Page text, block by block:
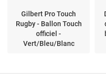
Gilbert Pro Touch
Rugby - Ballon Touch
officiel -
Vert/Bleu/Blanc